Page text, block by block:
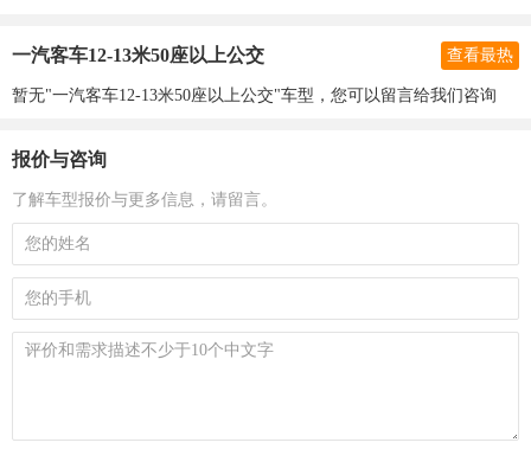
一汽客车12-13米50座以上公交 查看最热
暂无"一汽客车12-13米50座以上公交"车型，您可以留言给我们咨询
报价与咨询
了解车型报价与更多信息，请留言。